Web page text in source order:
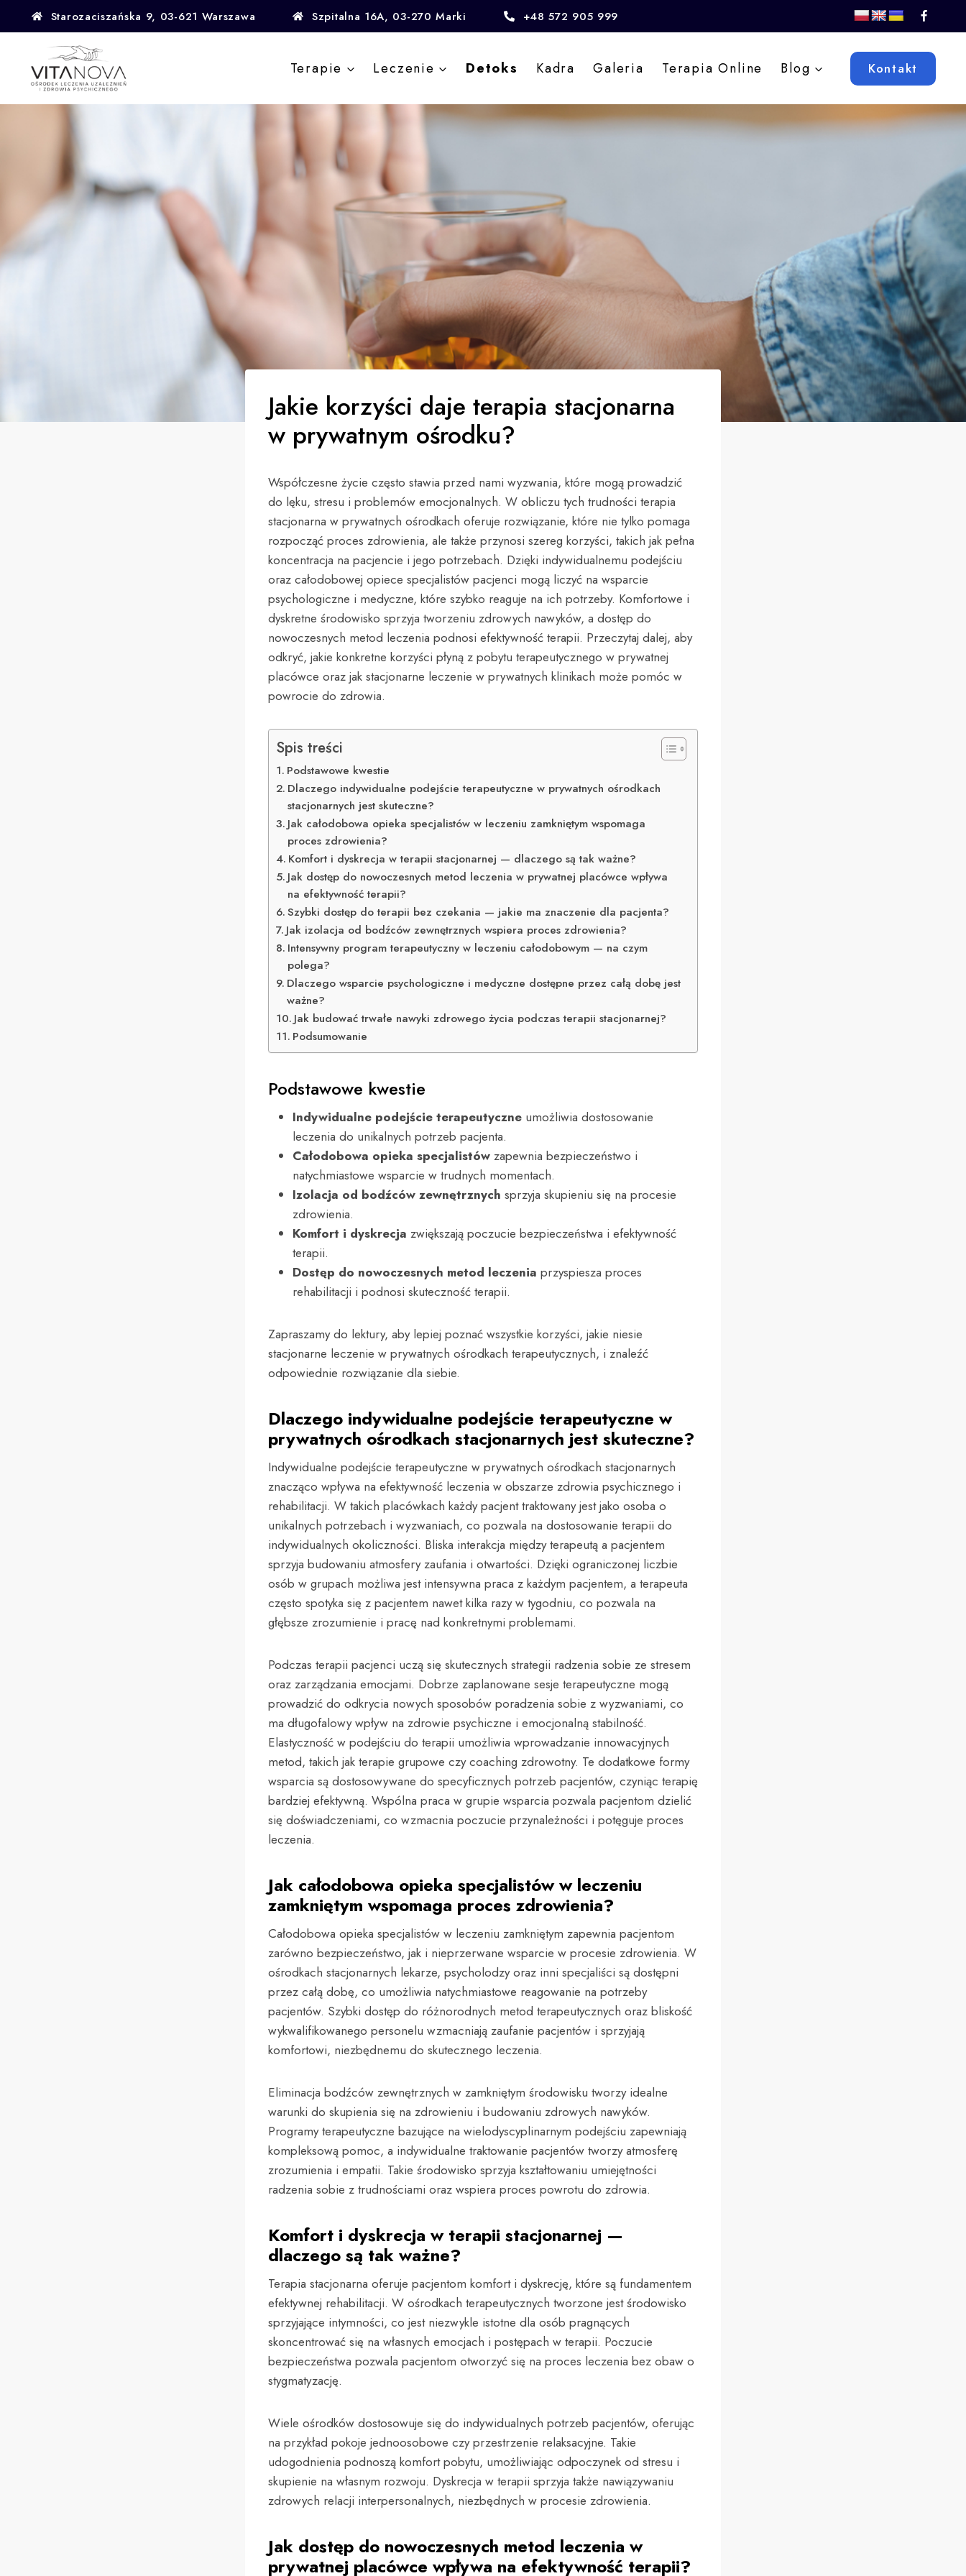
Starozaciszańska 9, 03-621 Warszawa Szpitalna 16A, 03-270 Marki +48 572 905 999
Terapie Leczenie Detoks Kadra Galeria Terapia Online Blog Kontakt
Jakie korzyści daje terapia stacjonarna
w prywatnym ośrodku?
Współczesne życie często stawia przed nami wyzwania, które mogą prowadzić
do lęku, stresu i problemów emocjonalnych. W obliczu tych trudności terapia
stacjonarna w prywatnych ośrodkach oferuje rozwiązanie, które nie tylko pomaga
rozpocząć proces zdrowienia, ale także przynosi szereg korzyści, takich jak pełna
koncentracja na pacjencie i jego potrzebach. Dzięki indywidualnemu podejściu
oraz całodobowej opiece specjalistów pacjenci mogą liczyć na wsparcie
psychologiczne i medyczne, które szybko reaguje na ich potrzeby. Komfortowe i
dyskretne środowisko sprzyja tworzeniu zdrowych nawyków, a dostęp do
nowoczesnych metod leczenia podnosi efektywność terapii. Przeczytaj dalej, aby
odkryć, jakie konkretne korzyści płyną z pobytu terapeutycznego w prywatnej
placówce oraz jak stacjonarne leczenie w prywatnych klinikach może pomóc w
powrocie do zdrowia.
Spis treści
Podstawowe kwestie
Dlaczego indywidualne podejście terapeutyczne w prywatnych ośrodkach
stacjonarnych jest skuteczne?
Jak całodobowa opieka specjalistów w leczeniu zamkniętym wspomaga
proces zdrowienia?
Komfort i dyskrecja w terapii stacjonarnej — dlaczego są tak ważne?
Jak dostęp do nowoczesnych metod leczenia w prywatnej placówce wpływa
na efektywność terapii?
Szybki dostęp do terapii bez czekania — jakie ma znaczenie dla pacjenta?
Jak izolacja od bodźców zewnętrznych wspiera proces zdrowienia?
Intensywny program terapeutyczny w leczeniu całodobowym — na czym
polega?
Dlaczego wsparcie psychologiczne i medyczne dostępne przez całą dobę jest
ważne?
Jak budować trwałe nawyki zdrowego życia podczas terapii stacjonarnej?
Podsumowanie
Podstawowe kwestie
Indywidualne podejście terapeutyczneumożliwia dostosowanie
leczenia do unikalnych potrzeb pacjenta.
Całodobowa opieka specjalistówzapewnia bezpieczeństwo i
natychmiastowe wsparcie w trudnych momentach.
Izolacja od bodźców zewnętrznych sprzyja skupieniu się na procesie
zdrowienia.
Komfort i dyskrecja zwiększają poczucie bezpieczeństwa i efektywność
terapii.
Dostęp do nowoczesnych metod leczenia przyspiesza proces
rehabilitacji i podnosi skuteczność terapii.
Zapraszamy do lektury, aby lepiej poznać wszystkie korzyści, jakie niesie
stacjonarne leczenie w prywatnych ośrodkach terapeutycznych, i znaleźć
odpowiednie rozwiązanie dla siebie.
Dlaczego indywidualne podejście terapeutyczne w
prywatnych ośrodkach stacjonarnych jest skuteczne?
Indywidualne podejście terapeutyczne w prywatnych ośrodkach stacjonarnych
znacząco wpływa na efektywność leczenia w obszarze zdrowia psychicznego i
rehabilitacji. W takich placówkach każdy pacjent traktowany jest jako osoba o
unikalnych potrzebach i wyzwaniach, co pozwala na dostosowanie terapii do
indywidualnych okoliczności. Bliska interakcja między terapeutą a pacjentem
sprzyja budowaniu atmosfery zaufania i otwartości. Dzięki ograniczonej liczbie
osób w grupach możliwa jest intensywna praca z każdym pacjentem, a terapeuta
często spotyka się z pacjentem nawet kilka razy w tygodniu, co pozwala na
głębsze zrozumienie i pracę nad konkretnymi problemami.
Podczas terapii pacjenci uczą się skutecznych strategii radzenia sobie ze stresem
oraz zarządzania emocjami. Dobrze zaplanowane sesje terapeutyczne mogą
prowadzić do odkrycia nowych sposobów poradzenia sobie z wyzwaniami, co
ma długofalowy wpływ na zdrowie psychiczne i emocjonalną stabilność.
Elastyczność w podejściu do terapii umożliwia wprowadzanie innowacyjnych
metod, takich jak terapie grupowe czy coaching zdrowotny. Te dodatkowe formy
wsparcia są dostosowywane do specyficznych potrzeb pacjentów, czyniąc terapię
bardziej efektywną. Wspólna praca w grupie wsparcia pozwala pacjentom dzielić
się doświadczeniami, co wzmacnia poczucie przynależności i potęguje proces
leczenia.
Jak całodobowa opieka specjalistów w leczeniu
zamkniętym wspomaga proces zdrowienia?
Całodobowa opieka specjalistów w leczeniu zamkniętym zapewnia pacjentom
zarówno bezpieczeństwo, jak i nieprzerwane wsparcie w procesie zdrowienia. W
ośrodkach stacjonarnych lekarze, psycholodzy oraz inni specjaliści są dostępni
przez całą dobę, co umożliwia natychmiastowe reagowanie na potrzeby
pacjentów. Szybki dostęp do różnorodnych metod terapeutycznych oraz bliskość
wykwalifikowanego personelu wzmacniają zaufanie pacjentów i sprzyjają
komfortowi, niezbędnemu do skutecznego leczenia.
Eliminacja bodźców zewnętrznych w zamkniętym środowisku tworzy idealne
warunki do skupienia się na zdrowieniu i budowaniu zdrowych nawyków.
Programy terapeutyczne bazujące na wielodyscyplinarnym podejściu zapewniają
kompleksową pomoc, a indywidualne traktowanie pacjentów tworzy atmosferę
zrozumienia i empatii. Takie środowisko sprzyja kształtowaniu umiejętności
radzenia sobie z trudnościami oraz wspiera proces powrotu do zdrowia.
Komfort i dyskrecja w terapii stacjonarnej —
dlaczego są tak ważne?
Terapia stacjonarna oferuje pacjentom komfort i dyskrecję, które są fundamentem
efektywnej rehabilitacji. W ośrodkach terapeutycznych tworzone jest środowisko
sprzyjające intymności, co jest niezwykle istotne dla osób pragnących
skoncentrować się na własnych emocjach i postępach w terapii. Poczucie
bezpieczeństwa pozwala pacjentom otworzyć się na proces leczenia bez obaw o
stygmatyzację.
Wiele ośrodków dostosowuje się do indywidualnych potrzeb pacjentów, oferując
na przykład pokoje jednoosobowe czy przestrzenie relaksacyjne. Takie
udogodnienia podnoszą komfort pobytu, umożliwiając odpoczynek od stresu i
skupienie na własnym rozwoju. Dyskrecja w terapii sprzyja także nawiązywaniu
zdrowych relacji interpersonalnych, niezbędnych w procesie zdrowienia.
Jak dostęp do nowoczesnych metod leczenia w
prywatnej placówce wpływa na efektywność terapii?